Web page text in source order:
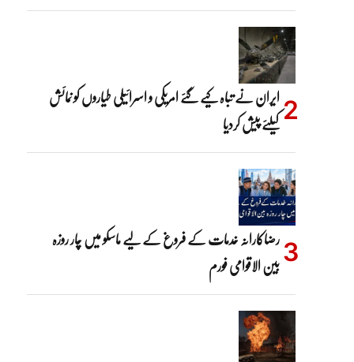
ایران نے تباہ کیے گئے امریکی و اسرائیلی طیاروں کو نمائش
کیلئے پیش کردیا
رضاکارانہ خدمات کے فروغ کے لیے ماسکو میں چار روزہ
بین الاقوامی فورم